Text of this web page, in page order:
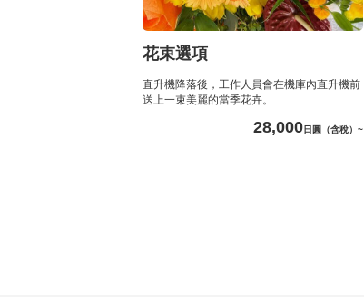
花束選項
直升機降落後，工作人員會在機庫內直升機前
送上一束美麗的當季花卉。
28,000日圓（含稅）~